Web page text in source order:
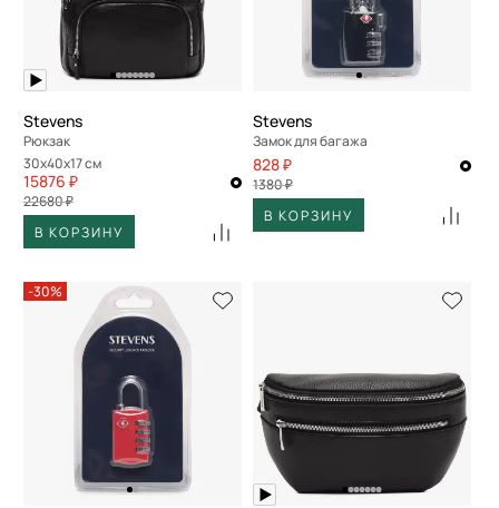
Stevens
Рюкзак
30x40x17 см
15876 ₽
22680 ₽
В КОРЗИНУ
Stevens
Замок для багажа
828 ₽
1380 ₽
В КОРЗИНУ
-30%